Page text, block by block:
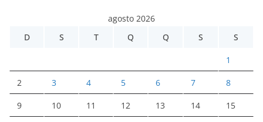
agosto 2026
D
S T Q Q S S
1
2 3 4 5 6 7 8
9 10 11 12 13 14 15